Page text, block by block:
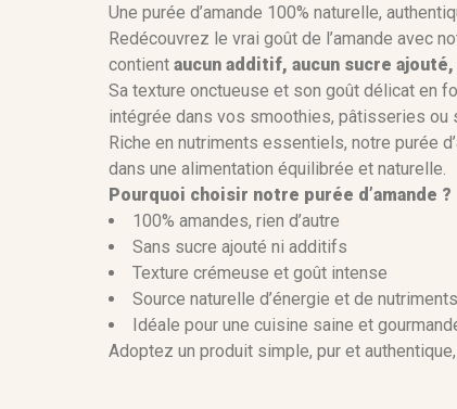
Une purée d’amande 100% naturelle,
Redécouvrez le vrai goût de l’amande avec
contient aucun additif, aucun sucre
Sa texture onctueuse et son goût délicat en
intégrée dans vos smoothies, pâtisseries ou
Riche en nutriments essentiels, notre purée
dans une alimentation équilibrée et naturelle.
Pourquoi choisir notre purée d’amande ?
100% amandes, rien d’autre
Sans sucre ajouté ni additifs
Texture crémeuse et goût intense
Source naturelle d’énergie et de nutriments
Idéale pour une cuisine saine et
Adoptez un produit simple, pur et
Référence